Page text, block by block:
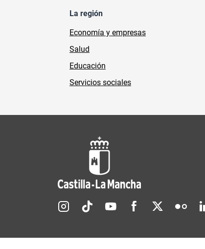
La región
Economía y empresas
Salud
Educación
Servicios sociales
Redes sociales JCCM